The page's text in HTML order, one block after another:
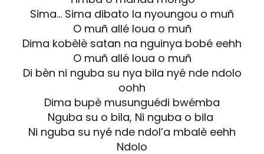
Sima… Sima dibato la nyoungou o muñ
O muñ allé loua o muñ
Dima kobèlè satan na nguinya bobé eehh
O muñ allé loua o muñ
Di bèn ni nguba su nya bila nyé nde ndolo
oohh
Dima bupè musunguédi bwémba
Nguba su o bila, Ni nguba o bila
Ni nguba su nyé nde ndol’a mbalè eehh
Ndolo